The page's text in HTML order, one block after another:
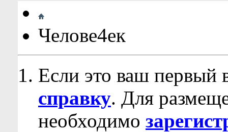
Челове4ек
Если это ваш первый
справку. Для
необходимо